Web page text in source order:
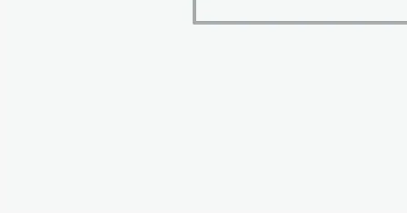
4639,5(B) 380